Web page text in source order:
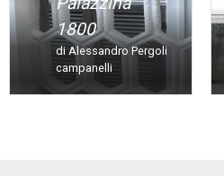
1800
di Alessandro Pergoli
campanelli